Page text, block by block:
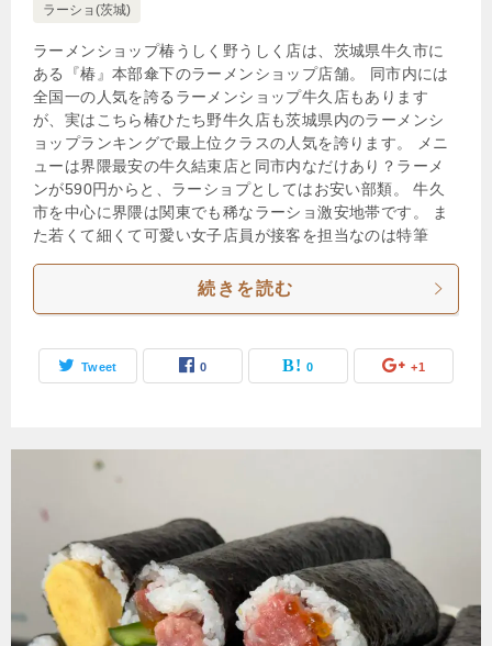
ラーショ(茨城)
ラーメンショップ椿うしく野うしく店は、茨城県牛久市に
ある『椿』本部傘下のラーメンショップ店舗。 同市内には
全国一の人気を誇るラーメンショップ牛久店もあります
が、実はこちら椿ひたち野牛久店も茨城県内のラーメンシ
ョップランキングで最上位クラスの人気を誇ります。 メニ
ューは界隈最安の牛久結束店と同市内なだけあり？ラーメ
ンが590円からと、ラーショプとしてはお安い部類。 牛久
市を中心に界隈は関東でも稀なラーショ激安地帯です。 ま
た若くて細くて可愛い女子店員が接客を担当なのは特筆
続きを読む
Tweet 0 0 +1